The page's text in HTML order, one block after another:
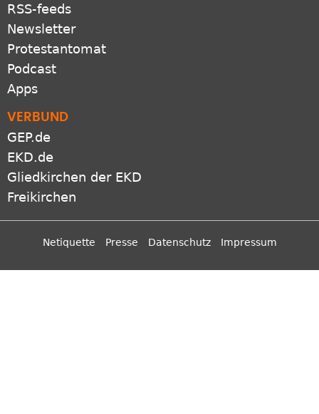
RSS-feeds
Newsletter
Protestantomat
Podcast
Apps
VERBUND
GEP.de
EKD.de
Gliedkirchen der EKD
Freikirchen
Netiquette Presse Datenschutz Impressum